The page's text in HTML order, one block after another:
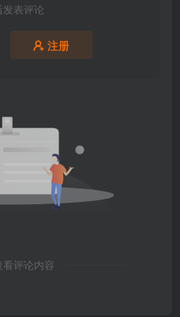
表评论
注册
评论内容